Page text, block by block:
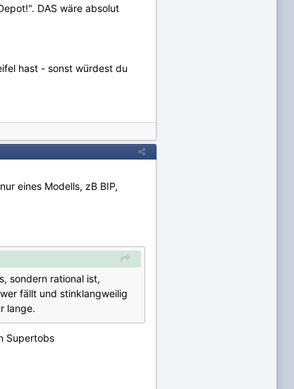
DAS wäre absolut
hast - sonst würdest du
eines Modells, zB BIP,
sondern rational ist,
fällt und stinklangweilig
lange.
Supertobs